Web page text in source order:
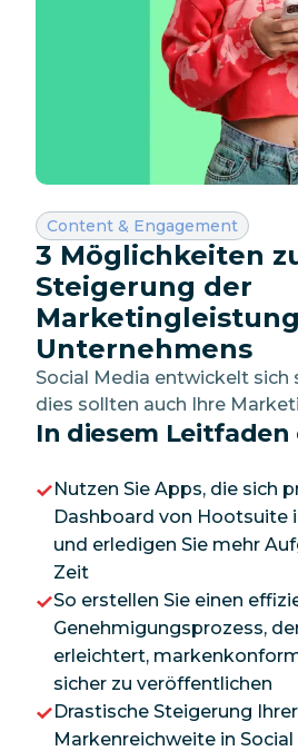
Kategorie:
Content & Engagement
3 Möglichkeiten
Steigerung der
Unternehmens
Social Media entwickelt sich
dies sollten auch Ihre
tun.
In diesem Leitfaden
Nutzen Sie Apps, die sich
Dashboard von Hootsuite
und erledigen Sie mehr
Zeit
So erstellen Sie einen
Genehmigungsprozess,
erleichtert,
sicher zu veröffentlichen
Drastische Steigerung Ihrer
Markenreichweite in